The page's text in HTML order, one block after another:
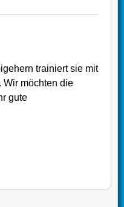
trainiert sie mit
Wir möchten die
gute